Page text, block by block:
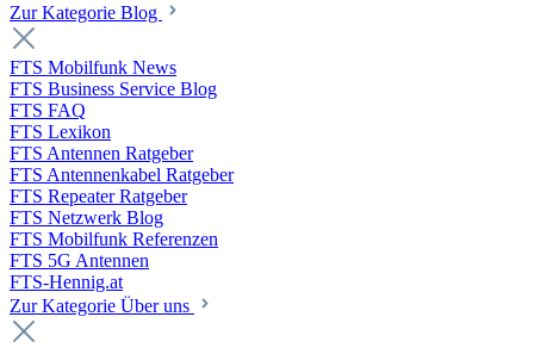
Zur Kategorie Blog
FTS Mobilfunk News
FTS Business Service Blog
FTS FAQ
FTS Lexikon
FTS Antennen Ratgeber
FTS Antennenkabel Ratgeber
FTS Repeater Ratgeber
FTS Netzwerk Blog
FTS Mobilfunk Referenzen
FTS 5G Antennen
FTS-Hennig.at
Zur Kategorie Über uns